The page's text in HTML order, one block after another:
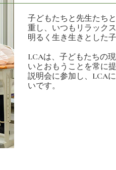
子どもたちと先生たち
重し、いつもリラック
明るく生き生きとした
LCAは、子どもたちの
いとおもうことを常に
説明会に参加し、LCA
いです。